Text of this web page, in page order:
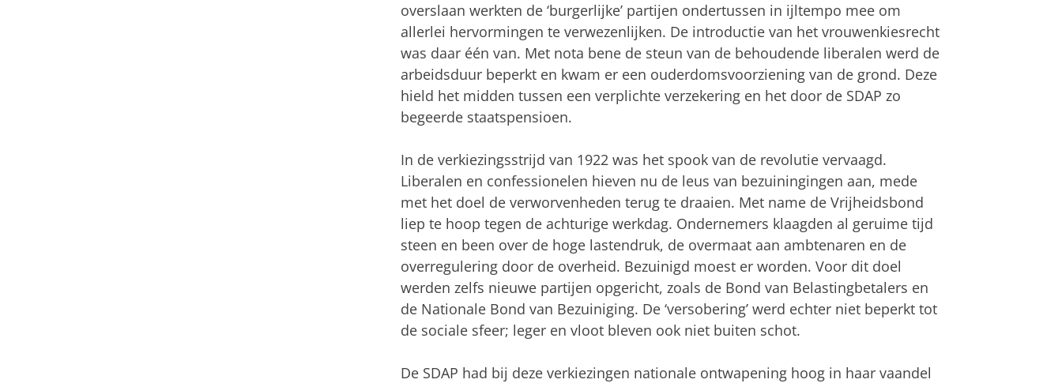
overslaan werkten de ‘burgerlijke’ partijen ondertussen in ijltempo mee om
allerlei hervormingen te verwezenlijken. De introductie van het vrouwenkiesrecht
was daar één van. Met nota bene de steun van de behoudende liberalen werd de
arbeidsduur beperkt en kwam er een ouderdomsvoorziening van de grond. Deze
hield het midden tussen een verplichte verzekering en het door de SDAP zo
begeerde staatspensioen.
In de verkiezingsstrijd van 1922 was het spook van de revolutie vervaagd.
Liberalen en confessionelen hieven nu de leus van bezuiningingen aan, mede
met het doel de verworvenheden terug te draaien. Met name de Vrijheidsbond
liep te hoop tegen de achturige werkdag. Ondernemers klaagden al geruime tijd
steen en been over de hoge lastendruk, de overmaat aan ambtenaren en de
overregulering door de overheid. Bezuinigd moest er worden. Voor dit doel
werden zelfs nieuwe partijen opgericht, zoals de Bond van Belastingbetalers en
de Nationale Bond van Bezuiniging. De ‘versobering’ werd echter niet beperkt tot
de sociale sfeer; leger en vloot bleven ook niet buiten schot.
De SDAP had bij deze verkiezingen nationale ontwapening hoog in haar vaandel